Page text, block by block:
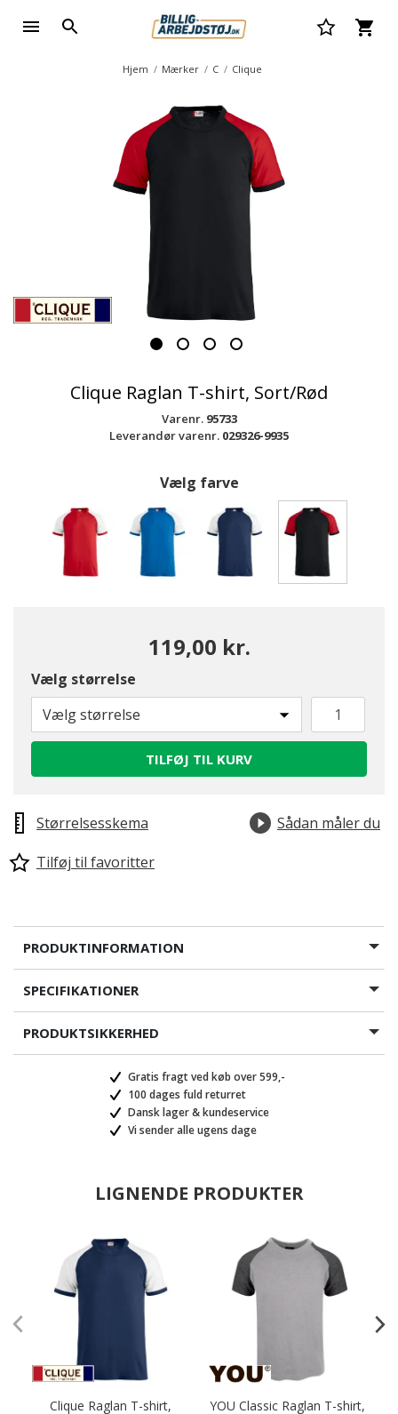
Hjem Mærker C Clique
Clique Raglan T-shirt, Sort/Rød
Varenr. 95733
Leverandør varenr. 029326-9935
Vælg farve
119,00 kr.
Vælg størrelse
Vælg størrelse
TILFØJ TIL KURV
Størrelsesskema
Sådan måler du
Tilføj til favoritter
PRODUKTINFORMATION
SPECIFIKATIONER
PRODUKTSIKKERHED
Gratis fragt ved køb over 599,-
100 dages fuld returret
Dansk lager & kundeservice
Vi sender alle ugens dage
LIGNENDE PRODUKTER
Clique Raglan T-shirt,
YOU Classic Raglan T-shirt,